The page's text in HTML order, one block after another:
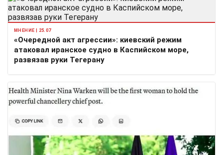
МНЕНИЕ | 25.07
«Очередной акт агрессии»: киевский режим
атаковал иранское судно в Каспийском море,
развязав руки Тегерану